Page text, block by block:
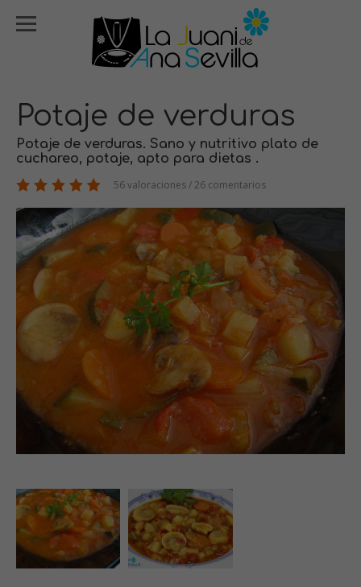
Potaje de verduras
Potaje de verduras. Sano y nutritivo plato de
cuchareo, potaje, apto para dietas .
56 valoraciones / 26 comentarios